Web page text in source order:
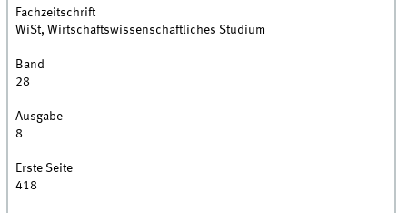
Fachzeitschrift
WiSt, Wirtschaftswissenschaftliches Studium
Band
28
Ausgabe
8
Erste Seite
418